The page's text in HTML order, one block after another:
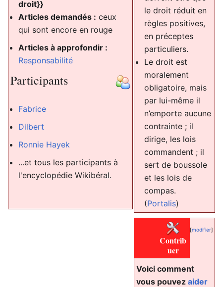
droit}}
Articles demandés : ceux
qui sont encore en rouge
Articles à approfondir :
Responsabilité
Participants
Fabrice
Dilbert
Ronnie Hayek
...et tous les participants à
l'encyclopédie Wikibéral.
le droit réduit en
règles positives,
en préceptes
particuliers.
Le droit est
moralement
obligatoire, mais
par lui-même il
n’emporte aucune
contrainte ; il
dirige, les lois
commandent ; il
sert de boussole
et les lois de
compas.
(Portalis)
[modifier]
Contrib
uer
Voici comment
vous pouvez aider